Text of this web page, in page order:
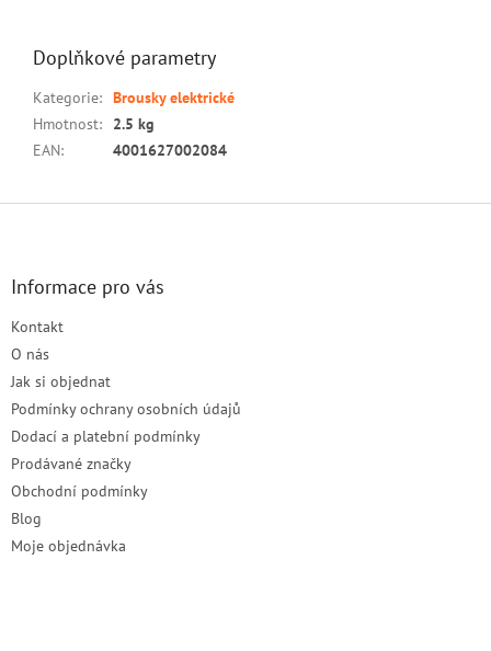
Doplňkové parametry
Kategorie: Brousky elektrické
Hmotnost:
2.5 kg
EAN: 4001627002084
Z
Informace pro vás
Kontakt
O nás
Jak si objednat
Podmínky ochrany osobních údajů
Dodací a platební podmínky
Prodávané značky
Obchodní podmínky
Blog
Moje objednávka